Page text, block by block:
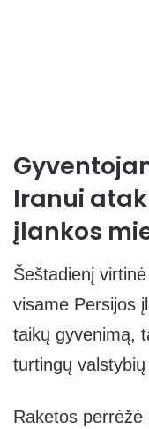
Iranui
įlankos
Šeštadienį
visame Persijos
taikų gyvenimą,
turtingų
Raketos perrėžė